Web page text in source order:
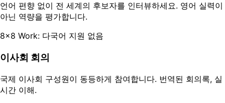
언어 편향 없이 전 세계의 후보자를 인터뷰하세요. 영어 실력이
아닌 역량을 평가합니다.
8x8 Work: 다국어 지원 없음
이사회 회의
국제 이사회 구성원이 동등하게 참여합니다. 번역된 회의록, 실
시간 이해.